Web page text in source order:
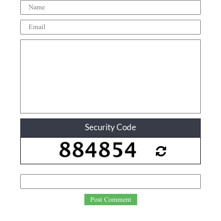
Security Code
Post Comment